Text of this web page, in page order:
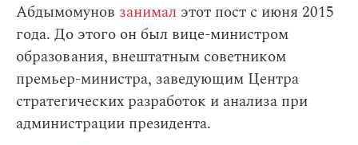
Абдымомунов занимал этот пост с июня 2015
года. До этого он был вице-министром
образования, внештатным советником
премьер-министра, заведующим Центра
стратегических разработок и анализа при
администрации президента.